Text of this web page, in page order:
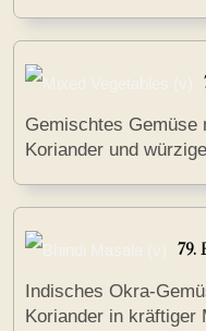
Gemischtes Gemüse
Koriander und
79.
Indisches Okra-
Koriander in kräftiger